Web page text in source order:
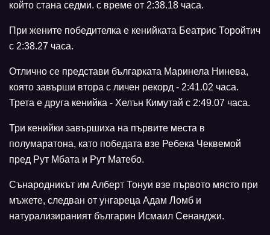
който стана седми. с време от 2:38.18 часа.
При жените победителка е кенийката Беатрис Торойтич
с 2:38.27 часа.
Отлично се представи българката Маринела Нинева,
която завърши втора с личен рекорд - 2:41.02 часа.
Трета е друга кенийка - Хелън Кимутай с 2:49.07 часа.
Три кенийки завършиха на първите места в
полумаратона, като победата взе Ребека Чеквемой
пред Рут Мбата и Рут Матебо.
Сънародникът им Алберт Тонуи взе първото място при
мъжете, следван от унгареца Адам Ломб и
натурализираният българин Исмаил Сенанджи.